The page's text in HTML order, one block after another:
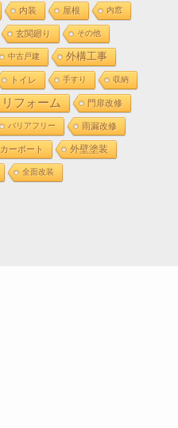
内装 屋根 内窓
玄関廻り その他
中古戸建 外構工事
トイレ 手すり 収納
リフォーム 門扉改修
バリアフリー 雨漏改修
カーポート 外壁塗装
全面改装